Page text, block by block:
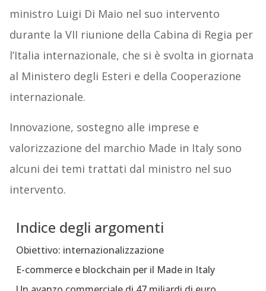
ministro Luigi Di Maio nel suo intervento
durante la VII riunione della Cabina di Regia per
l’Italia internazionale, che si è svolta in giornata
al Ministero degli Esteri e della Cooperazione
internazionale.
Innovazione, sostegno alle imprese e
valorizzazione del marchio Made in Italy sono
alcuni dei temi trattati dal ministro nel suo
intervento.
Indice degli argomenti
Obiettivo: internazionalizzazione
E-commerce e blockchain per il Made in Italy